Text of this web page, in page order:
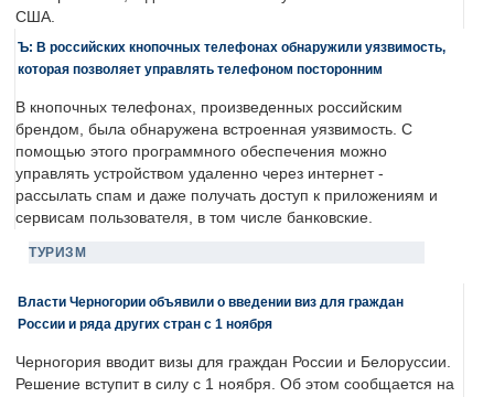
США.
Ъ: В российских кнопочных телефонах обнаружили уязвимость,
которая позволяет управлять телефоном посторонним
В кнопочных телефонах, произведенных российским
брендом, была обнаружена встроенная уязвимость. С
помощью этого программного обеспечения можно
управлять устройством удаленно через интернет -
рассылать спам и даже получать доступ к приложениям и
сервисам пользователя, в том числе банковские.
ТУРИЗМ
Власти Черногории объявили о введении виз для граждан
России и ряда других стран с 1 ноября
Черногория вводит визы для граждан России и Белоруссии.
Решение вступит в силу с 1 ноября. Об этом сообщается на